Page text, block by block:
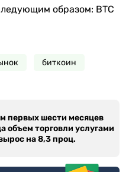
образом: BTC
биткоин
первых шести месяцев
объем торговли услугами
на 8,3 проц.